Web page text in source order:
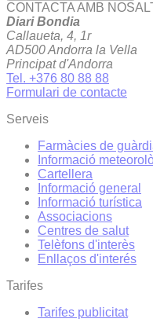
CONTACTA AMB
Diari Bondia
Callaueta, 4, 1r
AD500 Andorra la Vella
Principat d'Andorra
Tel. +376 80 88 88
Formulari de contacte
Serveis
Farmàcies de
Informació
Cartellera
Informació general
Informació turística
Associacions
Centres de salut
Telèfons d'interès
Enllaços d'interés
Tarifes
Tarifes publicitat